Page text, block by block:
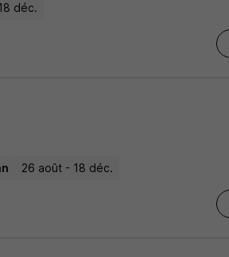
déc.
26 août - 18 déc.